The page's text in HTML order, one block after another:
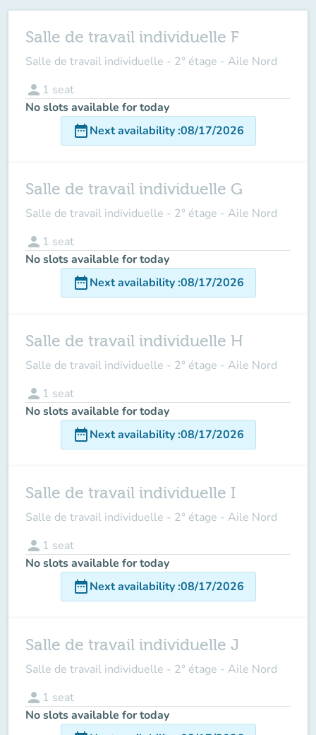
Salle de travail individuelle F
Salle de travail individuelle - 2° étage - Aile Nord
person 1 seat
No slots available for today
date_rangeNext availability:08/17/2026
Salle de travail individuelle G
Salle de travail individuelle - 2° étage - Aile Nord
person 1 seat
No slots available for today
date_rangeNext availability:08/17/2026
Salle de travail individuelle H
Salle de travail individuelle - 2° étage - Aile Nord
person 1 seat
No slots available for today
date_rangeNext availability:08/17/2026
Salle de travail individuelle I
Salle de travail individuelle - 2° étage - Aile Nord
person 1 seat
No slots available for today
date_rangeNext availability:08/17/2026
Salle de travail individuelle J
Salle de travail individuelle - 2° étage - Aile Nord
person 1 seat
No slots available for today